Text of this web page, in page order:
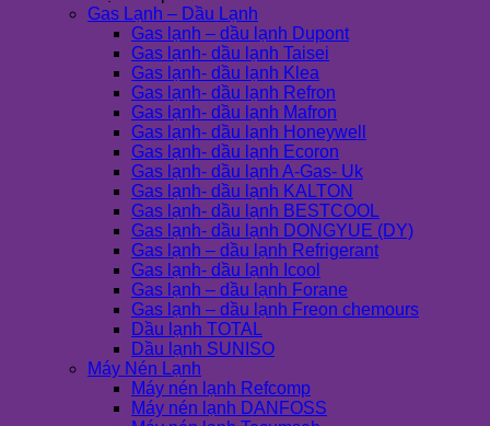
Gas Lạnh – Dầu Lạnh
Gas lạnh – dầu lạnh Dupont
Gas lạnh- dầu lạnh Taisei
Gas lạnh- dầu lạnh Klea
Gas lạnh- dầu lạnh Refron
Gas lạnh- dầu lạnh Mafron
Gas lạnh- dầu lạnh Honeywell
Gas lạnh- dầu lạnh Ecoron
Gas lạnh- dầu lạnh A-Gas- Uk
Gas lạnh- dầu lạnh KALTON
Gas lạnh- dầu lạnh BESTCOOL
Gas lạnh- dầu lạnh DONGYUE (DY)
Gas lạnh – dầu lạnh Refrigerant
Gas lạnh- dầu lạnh Icool
Gas lạnh – dầu lạnh Forane
Gas lạnh – dầu lạnh Freon chemours
Dầu lạnh TOTAL
Dầu lạnh SUNISO
Máy Nén Lạnh
Máy nén lạnh Refcomp
Máy nén lạnh DANFOSS